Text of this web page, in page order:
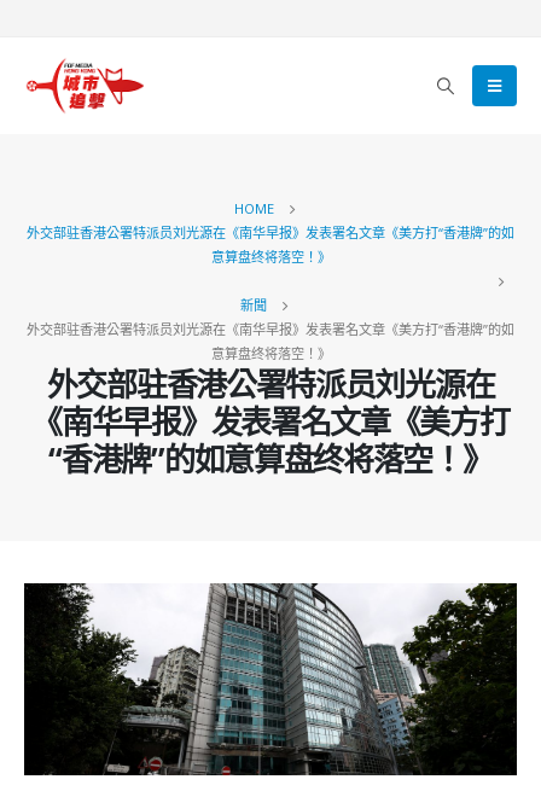
HOME
外交部驻香港公署特派员刘光源在《南华早报》发表署名文章《美方打“香港牌”的如
意算盘终将落空！》
新聞
外交部驻香港公署特派员刘光源在《南华早报》发表署名文章《美方打“香港牌”的如
意算盘终将落空！》
外交部驻香港公署特派员刘光源在
《南华早报》发表署名文章《美方打
“香港牌”的如意算盘终将落空！》